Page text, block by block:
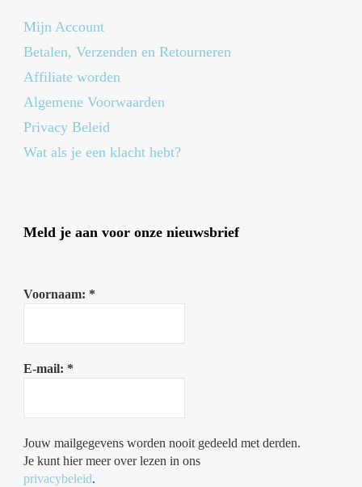
Mijn Account
Betalen, Verzenden en Retourneren
Affiliate worden
Algemene Voorwaarden
Privacy Beleid
Wat als je een klacht hebt?
Meld je aan voor onze nieuwsbrief
Voornaam: *
E-mail: *
Jouw mailgegevens worden nooit gedeeld met derden.
Je kunt hier meer over lezen in ons
privacybeleid.